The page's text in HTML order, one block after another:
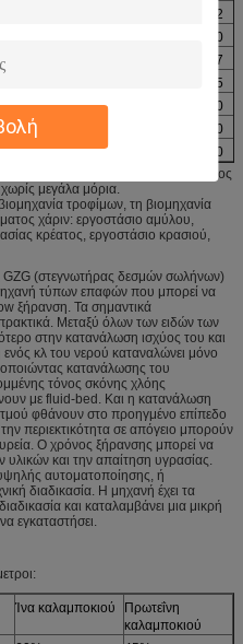
22
30
37
55
15000
90
90
19000
90
για τα χαλαρά υλικά, παραδείγματος
μεγάλα μόρια.
τροφίμων, τη βιομηχανία
χάριν: εργοστάσιο αμύλου,
κρέατος, εργοστάσιο κρασιού,
(στεγνωτήρας δεσμών σωλήνων)
τύπων επαφών που μπορεί να
ξήρανση. Τα σημαντικά
Μεταξύ όλων των ειδών των
στην κατανάλωση ισχύος του και
κλ του νερού καταναλώνει μόνο
κατανάλωσης του
τόνος σκόνης χλόης
με fluid-bed. Και η κατανάλωση
φθάνουν στο προηγμένο επίπεδο
περιεκτικότητα σε απόγειο μπορούν
Ο χρόνος ξήρανσης μπορεί να
υλικών και την απαίτηση υγρασίας.
υψηλής αυτοματοποίησης, ή
διαδικασία. Η μηχανή έχει τα
και καταλαμβάνει μια μικρή
εγκαταστήσει.
Ίνα καλαμποκιού
Πρωτεΐνη
καλαμποκιού